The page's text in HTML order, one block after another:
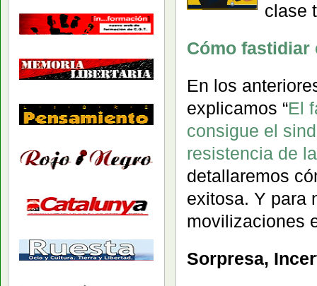
clase
Cómo fastidiar
En los
explicamos “El
consigue el
resistencia de
detallaremos
exitosa. Y para
movilizaciones
Sorpresa,